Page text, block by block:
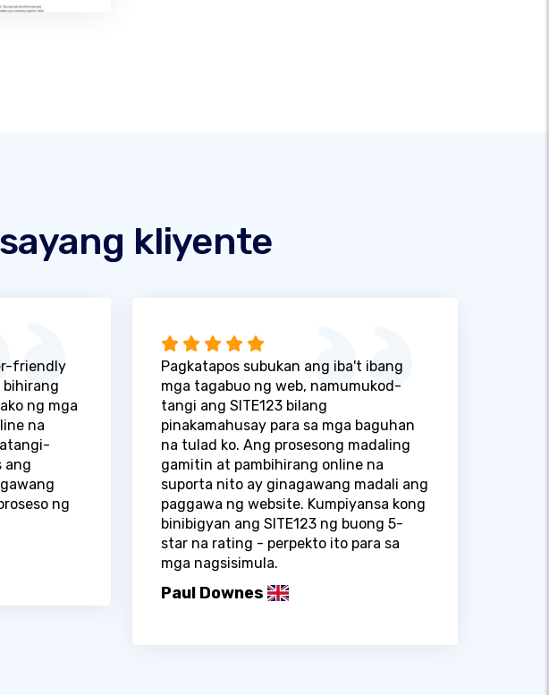
kliyente
friendly
bihirang
ng mga
na
ang
ng
Pagkatapos subukan ang iba't ibang
mga tagabuo ng web, namumukod-
tangi ang SITE123 bilang
pinakamahusay para sa mga baguhan
na tulad ko. Ang prosesong madaling
gamitin at pambihirang online na
suporta nito ay ginagawang madali ang
paggawa ng website. Kumpiyansa kong
binibigyan ang SITE123 ng buong 5-
star na rating - perpekto ito para sa
mga nagsisimula.
Paul Downes